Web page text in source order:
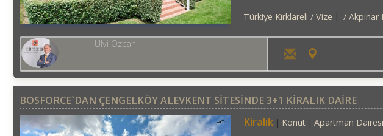
Türkiye Kırklareli / Vize / Akpınar
Ulvi Özcan
BOSFORCE`DAN ÇENGELKÖY ALEVKENT SİTESİNDE 3+1 KİRALIK DAİRE
Kiralık Konut Apartman Dairesi